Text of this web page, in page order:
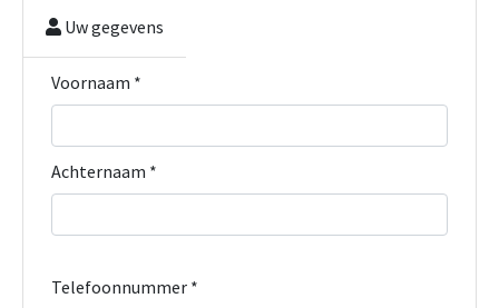
Uw gegevens
Voornaam *
Achternaam *
Telefoonnummer *